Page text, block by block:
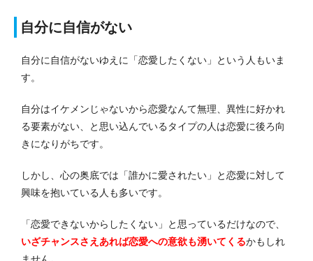
自分に自信がない
自分に自信がないゆえに「恋愛したくない」という人もいま
す。
自分はイケメンじゃないから恋愛なんて無理、異性に好かれ
る要素がない、と思い込んでいるタイプの人は恋愛に後ろ向
きになりがちです。
しかし、心の奥底では「誰かに愛されたい」と恋愛に対して
興味を抱いている人も多いです。
「恋愛できないからしたくない」と思っているだけなので、
いざチャンスさえあれば恋愛への意欲も湧いてくるかもしれ